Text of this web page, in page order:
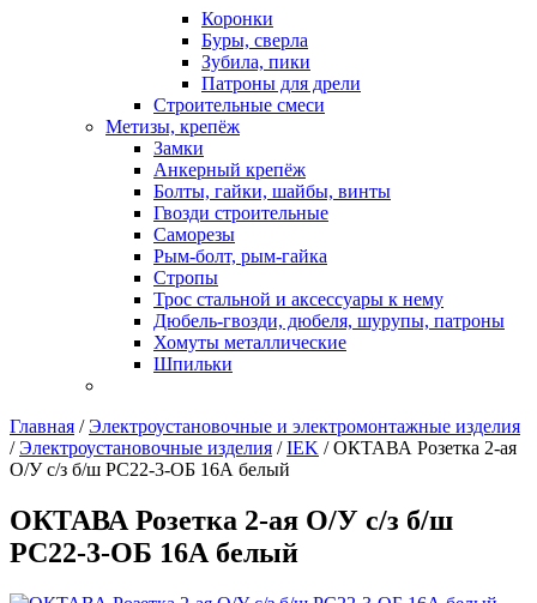
Коронки
Буры, сверла
Зубила, пики
Патроны для дрели
Строительные смеси
Метизы, крепёж
Замки
Анкерный крепёж
Болты, гайки, шайбы, винты
Гвозди строительные
Саморезы
Рым-болт, рым-гайка
Стропы
Трос стальной и аксессуары к нему
Дюбель-гвозди, дюбеля, шурупы, патроны
Хомуты металлические
Шпильки
Главная /Электроустановочные и электромонтажные изделия
/Электроустановочные изделия /IEK /ОКТАВА Розетка 2-ая
О/У с/з б/ш РС22-3-ОБ 16А белый
ОКТАВА Розетка 2-ая О/У с/з б/ш
РС22-3-ОБ 16А белый